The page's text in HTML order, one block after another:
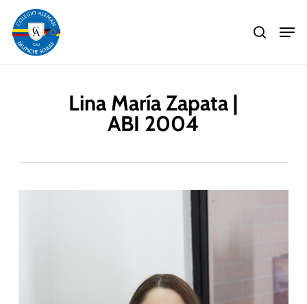
main
content
search
Lina María Zapata |
ABI 2004